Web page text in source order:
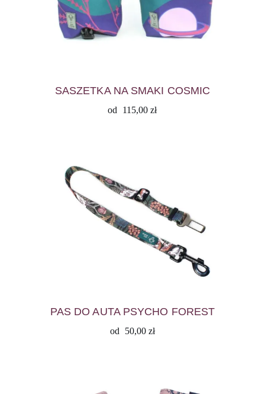
SASZETKA NA SMAKI COSMIC
od 115,00zł
PAS DO AUTA PSYCHO FOREST
od 50,00 zł